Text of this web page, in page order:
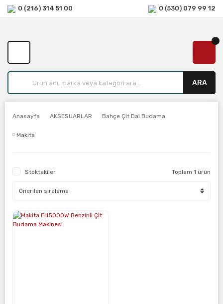
0 (216) 314 51 00 0 (530) 079 99 12
ARA
Anasayfa AKSESUARLAR Bahçe Çit Dal Budama
Makita
Stoktakiler Toplam 1 ürün